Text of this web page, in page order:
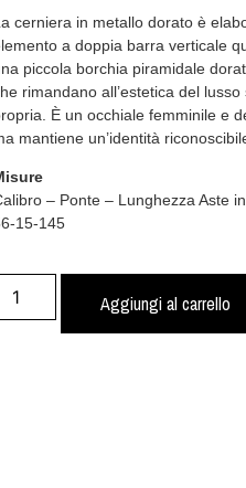
cerniera in metallo dorato è
a doppia barra verticale
piccola borchia piramidale
rimandano all’estetica del
È un occhiale femminile e
mantiene un’identità
– Ponte – Lunghezza Aste
15-145
Aggiungi al carrello